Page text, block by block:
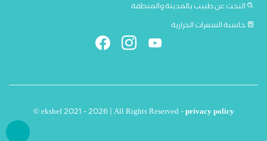
البحث عن طبيب بالمدينة والمنطقة
حاسبة السعرات الحرارية
© ekshef 2021 - 2026 | All Rights Reserved -privacy policy